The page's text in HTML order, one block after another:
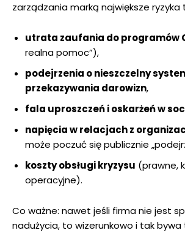
zarządzania marką największe ryzyka
utrata zaufania do programów
realna pomoc”),
podejrzenia o nieszczelny
przekazywania darowizn,
fala uproszczeń i oskarżeń w
napięcia w relacjach z
może poczuć się publicznie
koszty obsługi kryzysu (prawne,
operacyjne).
Co ważne: nawet jeśli firma nie jest
nadużycia, to wizerunkowo i tak